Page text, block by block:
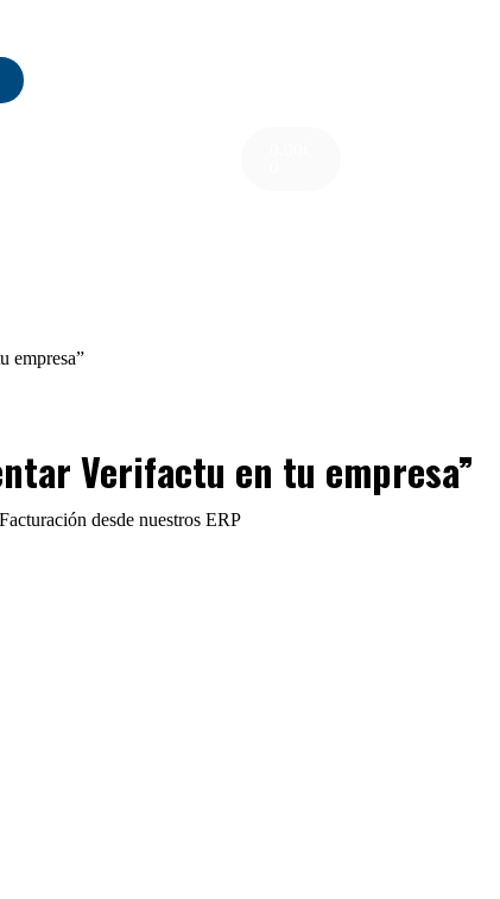
empresa”
Verifactu en tu empresa”
desde nuestros ERP